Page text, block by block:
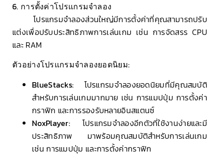
6. การตั้งค่าโปรแกรมจำลอง
โปรแกรมจำลองส่วนใหญ่มีการตั้งค่าที่คุณสามารถปรับ
แต่งเพื่อปรับประสิทธิภาพการเล่นเกม เช่น การจัดสรร CPU
และ RAM
ตัวอย่างโปรแกรมจำลองยอดนิยม:
BlueStacks: โปรแกรมจำลองยอดนิยมที่มีคุณสมบัติ
สำหรับการเล่นเกมมากมาย เช่น การแมปปุ่ม การตั้งค่า
กราฟิก และการรองรับหลายอินสแตนซ์
NoxPlayer: โปรแกรมจำลองอีกตัวที่ใช้งานง่ายและมี
ประสิทธิภาพ มาพร้อมคุณสมบัติสำหรับการเล่นเกม
เช่น การแมปปุ่ม และการตั้งค่ากราฟิก